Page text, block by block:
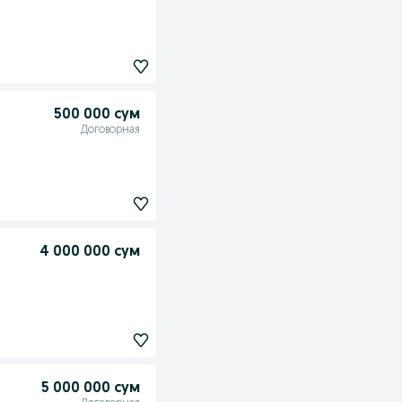
500 000 сум
Договорная
4 000 000 сум
5 000 000 сум